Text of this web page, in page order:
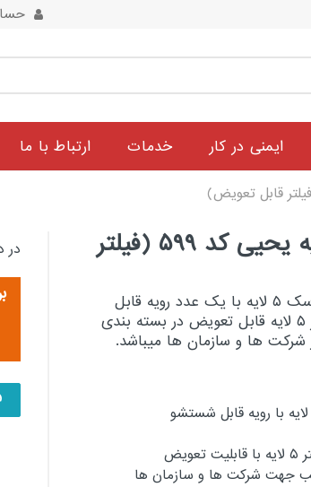
ایمنی در کار خدمات ارتباط با ما
ماسک پنج لایه یحیی کد ۵۹۹ (فیلتر
ماسک صورت فوق ماسک ۵ لایه با یک عدد رویه قابل
شستشو و ۲ عدد فیلتر ۵ لایه قابل تعویض در بسته بندی
شرکت ها و سازمان ها میباشد.
جهت شرکت ها و سازمان ها
در